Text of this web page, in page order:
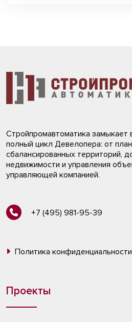
Стройпромавтоматика замыкает
полный цикл Девелопера: от
сбалансированных территорий,
недвижимости и управления
управляющей компанией.
+7 (495) 981-95-39
Политика конфиденциальности
Проекты